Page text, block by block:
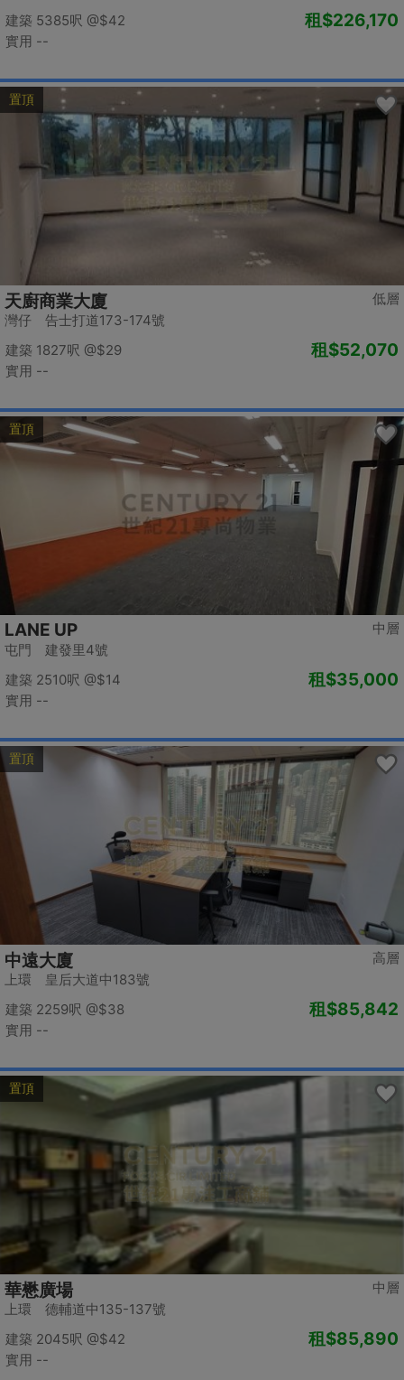
建築 5385呎 @$42
實用 --
租$226,170
置頂
低層
天廚商業大廈
灣仔 告士打道173-174號
建築 1827呎 @$29
實用 --
租$52,070
置頂
中層
LANE UP
屯門 建發里4號
建築 2510呎 @$14
實用 --
租$35,000
置頂
高層
中遠大廈
上環 皇后大道中183號
建築 2259呎 @$38
實用 --
租$85,842
置頂
中層
華懋廣場
上環 德輔道中135-137號
建築 2045呎 @$42
實用 --
租$85,890